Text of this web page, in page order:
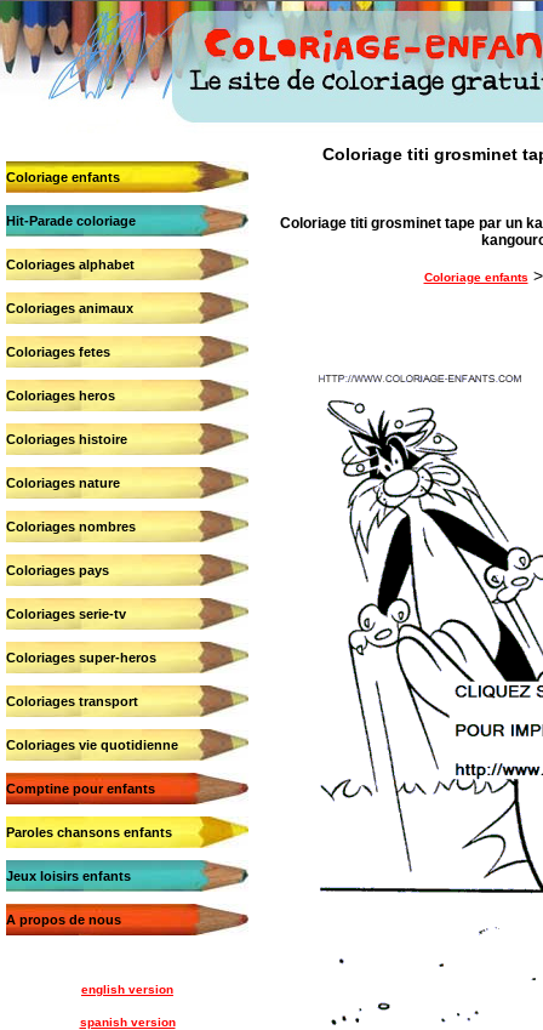
Coloriage enfants
Hit-Parade coloriage
Coloriages alphabet
Coloriages animaux
Coloriages fetes
Coloriages heros
Coloriages histoire
Coloriages nature
Coloriages nombres
Coloriages pays
Coloriages serie-tv
Coloriages super-heros
Coloriages transport
Coloriages vie quotidienne
Comptine pour enfants
Paroles chansons enfants
Jeux loisirs enfants
A propos de nous
english version
spanish version
Coloriage titi grosminet
Coloriage titi grosminet tape par un
Coloriage enfants